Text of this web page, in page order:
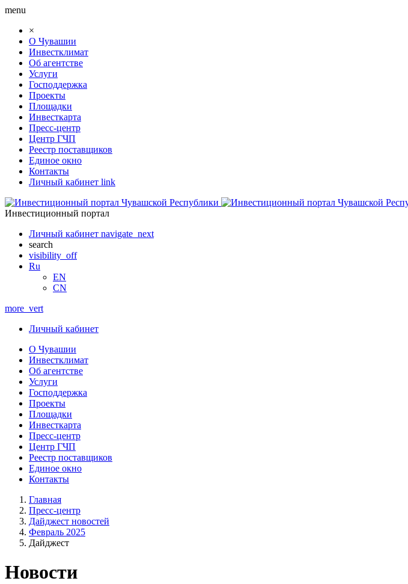
menu
×
О Чувашии
Инвестклимат
Об агентстве
Услуги
Господдержка
Проекты
Площадки
Инвесткарта
Пресс-центр
Центр ГЧП
Реестр поставщиков
Единое окно
Контакты
Личный кабинет link
Инвестиционный портал
Личный кабинет navigate_next
search
visibility_off
Ru
EN
CN
more_vert
Личный кабинет
О Чувашии
Инвестклимат
Об агентстве
Услуги
Господдержка
Проекты
Площадки
Инвесткарта
Пресс-центр
Центр ГЧП
Реестр поставщиков
Единое окно
Контакты
Главная
Пресс-центр
Дайджест новостей
Февраль 2025
Дайджест
Новости